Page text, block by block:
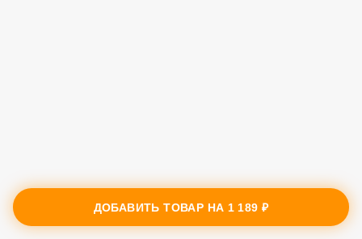
ДОБАВИТЬ ТОВАР НА 1 189 ₽